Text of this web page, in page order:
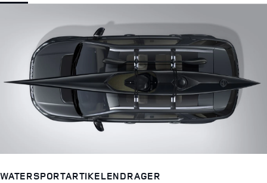
WATERSPORTARTIKELENDRAGER